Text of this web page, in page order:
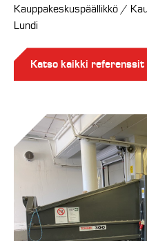
Kauppakeskuspäällikkö /
Lundi
Katso kaikki referenssit